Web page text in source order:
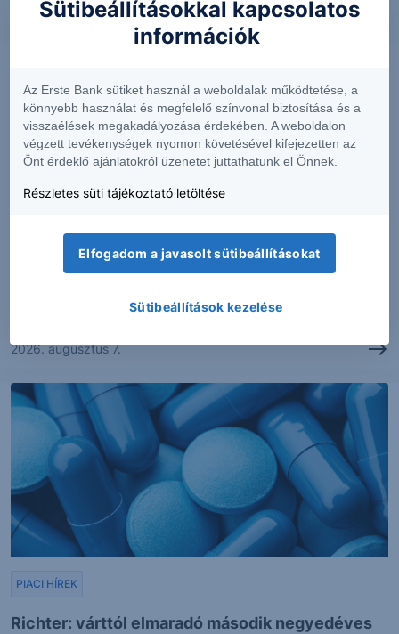
2026. augusztus 7.
Richter: várttól elmaradó második negyedéves
PIACI HÍREK
Sütibeállításokkal kapcsolatos
információk
Az Erste Bank sütiket használ a weboldalak működtetése, a
könnyebb használat és megfelelő színvonal biztosítása és a
visszaélések megakadályozása érdekében. A weboldalon
végzett tevékenységek nyomon követésével kifejezetten az
Önt érdeklő ajánlatokról üzenetet juttathatunk el Önnek.
Részletes süti tájékoztató letöltése
Elfogadom a javasolt sütibeállításokat
Sütibeállítások kezelése